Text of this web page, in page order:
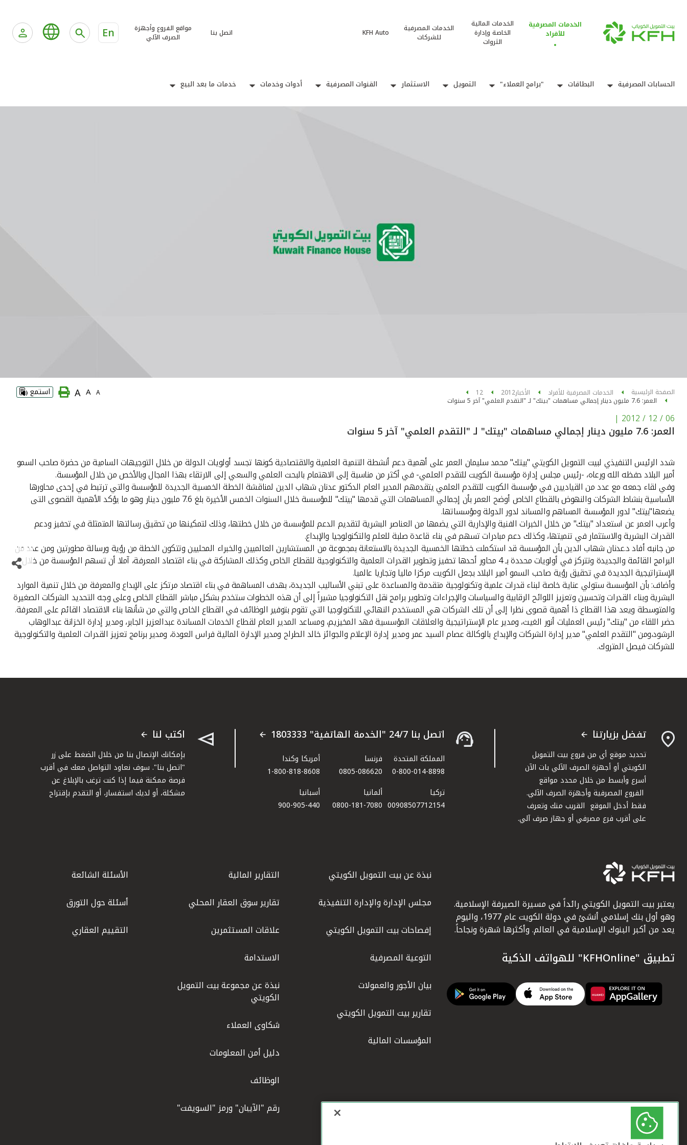
الخدمات المصرفية
للأفراد
الخدمات المالية
الخاصة وإدارة
الثروات
الخدمات المصرفية
للشركات
KFH Auto اتصل بنا
مواقع الفروع وأجهزة
الصرف الآلي
En
الحسابات المصرفية البطاقات "برامج العملاء" التمويل الاستثمار القنوات المصرفية أدوات وخدمات خدمات ما بعد البيع
الصفحة الرئيسية الخدمات المصرفية للأفراد الأخبار2012
12
العمر: 7.6 مليون دينار إجمالي مساهمات "بيتك" لـ "التقدم العلمي" آخر 5 سنوات
A
A
A استمع
06 / 12 / 2012
|
العمر: 7.6 مليون دينار إجمالي مساهمات "بيتك" لـ "التقدم العلمي" آخر 5 سنوات
شدد الرئيس التنفيذي لبيت التمويل الكويتي "بيتك" محمد سليمان العمر على أهمية دعم أنشطة التنمية العلمية والاقتصادية كونها تجسد أولويات الدولة من خلال التوجيهات السامية من حضرة صاحب السمو
أمير البلاد حفظه الله ورعاه، -رئيس مجلس إدارة مؤسسة الكويت للتقدم العلمي- في أكثر من مناسبة إلى الاهتمام بالبحث العلمي والسعي إلى الارتقاء بهذا المجال وبالأخص من خلال المؤسسة.
وفي لقاء جمعه مع عدد من القياديين في مؤسسة الكويت للتقدم العلمي يتقدمهم المدير العام الدكتور عدنان شهاب الدين لمناقشة الخطة الخمسية الجديدة للمؤسسة والتي ترتبط في إحدى محاورها
الأساسية بنشاط الشركات والنهوض بالقطاع الخاص أوضح العمر بأن إجمالي المساهمات التي قدمها "بيتك" للمؤسسة خلال السنوات الخمس الأخيرة بلغ 7.6 مليون دينار وهو ما يؤكد الأهمية القصوى التى
يضعها"بيتك" لدور المؤسسة المساهم والمساند لدور الدولة ومؤسساتها.
وأعرب العمر عن استعداد "بيتك" من خلال الخبرات الفنية والإدارية التي يضمها من العناصر البشرية لتقديم الدعم للمؤسسة من خلال خطتها، وذلك لتمكينها من تحقيق رسالتها المتمثلة في تحفيز ودعم
القدرات البشرية والاستثمار في تنميتها، وكذلك دعم مبادرات تسهم في بناء قاعدة صلبة للعلم والتكنولوجيا والإبداع.
من جانبه أفاد د.عدنان شهاب الدين بأن المؤسسة قد استكملت خطتها الخمسية الجديدة بالاستعانة بمجموعة من المستشارين العالميين والخبراء المحليين وتتكون الخطة من رؤية ورسالة مطورتين ومن عدد من
البرامج القائمة والجديدة وتتركز في أولويات محددة بـ 4 محاور أحدها تحفيز وتطوير القدرات العلمية والتكنولوجية للقطاع الخاص وكذلك المشاركة في بناء اقتصاد المعرفة، آملا أن تسهم المؤسسة من خلال
الإستراتيجية الجديدة في تحقيق رؤية صاحب السمو أمير البلاد بجعل الكويت مركزا ماليا وتجاريا عالميا.
وأضاف: بأن المؤسسة ستولي عناية خاصة لبناء قدرات علمية وتكنولوجية متقدمة والمساعدة على تبني الأساليب الجديدة، بهدف المساهمة في بناء اقتصاد مرتكز على الإبداع والمعرفة من خلال تنمية الموارد
البشرية وبناء القدرات وتحسين وتعزيز اللوائح الرقابية والسياسات والإجراءات وتطوير برامج نقل التكنولوجيا مشيراً إلى أن هذه الخطوات ستخدم بشكل مباشر القطاع الخاص وعلى وجه التحديد الشركات الصغيرة
والمتوسطة ويعد هذا القطاع ذا أهمية قصوى نظرا إلى أن تلك الشركات هي المستخدم النهائي للتكنولوجيا التي تقوم بتوفير الوظائف في القطاع الخاص والتي من شأنها بناء الاقتصاد القائم على المعرفة.
حضر اللقاء من "بيتك" رئيس العمليات أنور الغيث، ومدير عام الإستراتيجية والعلاقات المؤسسية فهد المخيزيم، ومساعد المدير العام لقطاع الخدمات المساندة عبدالعزيز الجابر، ومدير إدارة الخزانة عبدالوهاب
الرشود،ومن "التقدم العلمي" مدير إدارة الشركات والإبداع بالوكالة عصام السيد عمر ومدير إدارة الإعلام والجوائز خالد الطراح ومدير الإدارة المالية فراس العودة، ومدير برنامج تعزيز القدرات العلمية والتكنولوجية
للشركات فيصل المتروك.
تفضل بزيارتنا
تحديد موقع أي من فروع بيت التمويل
الكويتي أو أجهزة الصرف الآلي بات الآن
أسرع وأبسط من خلال محدد مواقع
الفروع المصرفية وأجهزة الصرف الآلي.
فقط أدخل الموقع القريب منك وتعرف
على أقرب فرع مصرفي أو جهاز صرف آلي.
اتصل بنا 24/7 "الخدمة الهاتفية" 1803333
المملكة المتحدة
0-800-014-8898
فرنسا
0805-086620
أمريكا وكندا
1-800-818-8608
تركيا
00908507712154​
ألمانيا
0800-181-7080
أسبانيا
900-905-440
اكتب لنا
بإمكانك الإتصال بنا من خلال الضغط على زر
"اتصل بنا". سوف نعاود التواصل معك في أقرب
فرصة ممكنة فيما إذا كنت ترغب بالإبلاغ عن
مشكلة، أو لديك استفسار، أو التقدم بإقتراح
يعتبر بيت التمويل الكويتي رائداً في مسيرة الصيرفة الإسلامية.
وهو أول بنك إسلامي أنشئ في دولة الكويت عام 1977، واليوم
يعد من أكبر البنوك الإسلامية في العالم. وأكثرها شهرة ونجاحاً.
تطبيق "KFHOnline" للهواتف الذكية
نبذة عن بيت التمويل الكويتي
مجلس الإدارة والإدارة التنفيذية
إفصاحات بيت التمويل الكويتي
التوعية المصرفية
بيان الأجور والعمولات
تقارير بيت التمويل الكويتي
المؤسسات المالية
التقارير المالية
تقارير سوق العقار المحلي
علاقات المستثمرين
الاستدامة
نبذة عن مجموعة بيت التمويل
الكويتي
شكاوى العملاء
دليل أمن المعلومات
الوظائف
رقم "الآيبان" ورمز "السويفت"
الأسئلة الشائعة
أسئلة حول التورق
التقييم العقاري